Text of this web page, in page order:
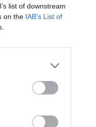
list of downstream
on the IAB’s List of